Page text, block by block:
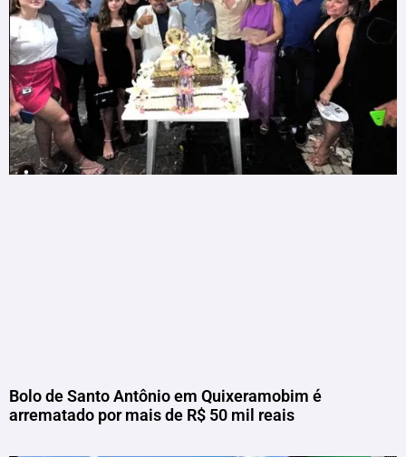
Bolo de Santo Antônio em Quixeramobim é
arrematado por mais de R$ 50 mil reais